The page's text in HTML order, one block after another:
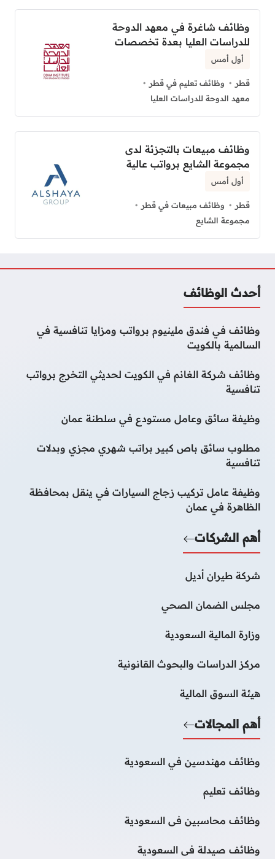
وظائف شاغرة في معهد الدوحة
للدراسات العليا بعدة تخصصات
أول أمس
قطر
وظائف تعليم في قطر
معهد الدوحة للدراسات العليا
وظائف مبيعات بالتجزئة لدى
مجموعة الشايع برواتب عالية
أول أمس
قطر
وظائف مبيعات في قطر
مجموعة الشايع
أحدث الوظائف
وظائف في فندق ملينيوم برواتب ومزايا تنافسية في
السالمية بالكويت
وظائف شركة الغانم في الكويت لحديثي التخرج برواتب
تنافسية
وظيفة سائق وعامل مستودع في سلطنة عمان
مطلوب سائق باص كبير براتب شهري مجزي وبدلات
تنافسية
وظيفة عامل تركيب زجاج السيارات في ينقل بمحافظة
الظاهرة في عمان
أهم الشركات
شركة طيران أديل
مجلس الضمان الصحي
وزارة المالية السعودية
مركز الدراسات والبحوث القانونية
هيئة السوق المالية
أهم المجالات
وظائف مهندسين في السعودية
وظائف تعليم
وظائف محاسبين فى السعودية
وظائف صيدلة فى السعودية